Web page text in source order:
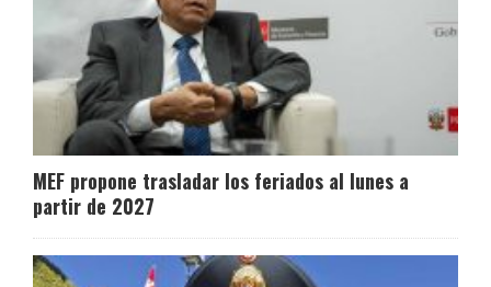
MEF propone trasladar los feriados al lunes a
partir de 2027